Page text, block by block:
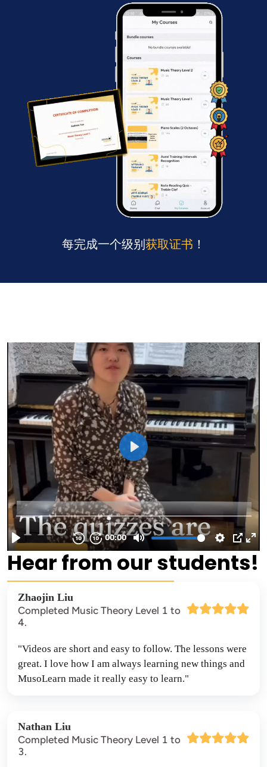
每完成一个级别获取证书 ！
Hear from our students!
Zhaojin Liu
Completed Music Theory Level 1 to
4.
"Videos are short and easy to follow. The lessons were
great. I love how I am always learning new things and
MusoLearn made it really easy to learn."
Nathan Liu
Completed Music Theory Level 1 to
3.